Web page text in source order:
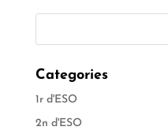
Categories
1r d'ESO
2n d'ESO